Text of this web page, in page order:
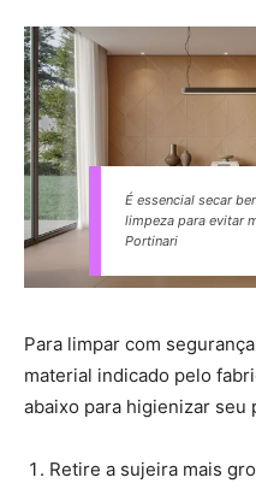
É essencial secar
limpeza para evitar
Portinari
Para limpar com
material indicado pelo
abaixo para higienizar seu
Retire a sujeira mais